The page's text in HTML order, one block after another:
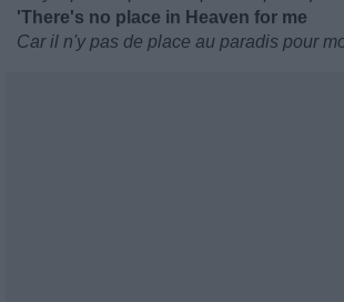
'There's no place in Heaven for me
Car il n'y pas de place au paradis pour